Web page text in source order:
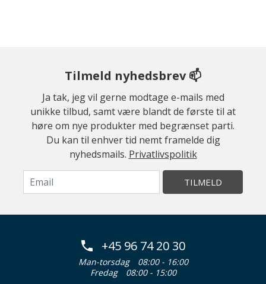
Tilmeld nyhedsbrev 📫
Ja tak, jeg vil gerne modtage e-mails med
unikke tilbud, samt være blandt de første til at
høre om nye produkter med begrænset parti.
Du kan til enhver tid nemt framelde dig
nyhedsmails. Privatlivspolitik
TILMELD
+45 96 74 20 30
Man-torsdag
08:00 - 16:00
Fredag
08:00 - 15:00